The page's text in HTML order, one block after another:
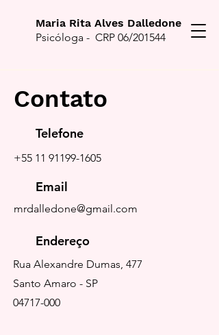
Maria Rita Alves Dalledone
Psicóloga - CRP 06/201544
Contato
Telefone
+55 11 91199-1605
Email
mrdalledone@gmail.com
Endereço
Rua Alexandre Dumas, 477
Santo Amaro - SP
04717-000